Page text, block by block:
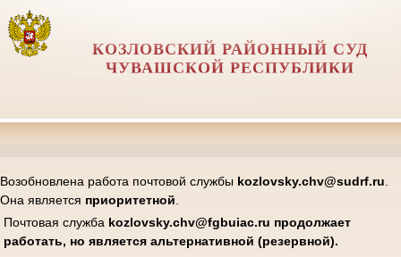
КОЗЛОВСКИЙ РАЙОННЫЙ СУД
ЧУВАШСКОЙ РЕСПУБЛИКИ
Возобновлена работа почтовой службы kozlovsky.chv@sudrf.ru
Она является приоритетной
Почтовая служба kozlovsky.chv@fgbuiac.ru продолжает
работать, но является альтернативной (резервной).